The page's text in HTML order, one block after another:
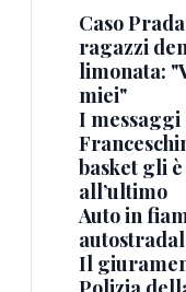
Caso
ragazzi
limonata:
miei"
I
basket gli
all’ultimo
Auto in
Il